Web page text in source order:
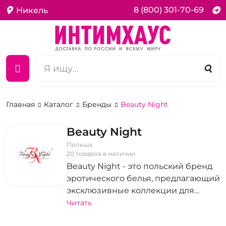
Никель 8 (800) 301-70-69
Главная Каталог Бренды Beauty Night
Beauty Night
Польша
20 товаров в наличии
Beauty Night - это польский бренд
эротического белья, предлагающий
эксклюзивные коллекции для
женщин, преимущественно из
Читать